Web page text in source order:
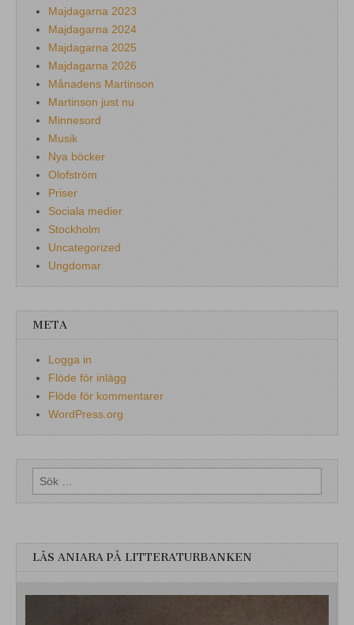
Majdagarna 2023
Majdagarna 2024
Majdagarna 2025
Majdagarna 2026
Månadens Martinson
Martinson just nu
Minnesord
Musik
Nya böcker
Olofström
Priser
Sociala medier
Stockholm
Uncategorized
Ungdomar
META
Logga in
Flöde för inlägg
Flöde för kommentarer
WordPress.org
Sök
efter:
LÄS ANIARA PÅ LITTERATURBANKEN